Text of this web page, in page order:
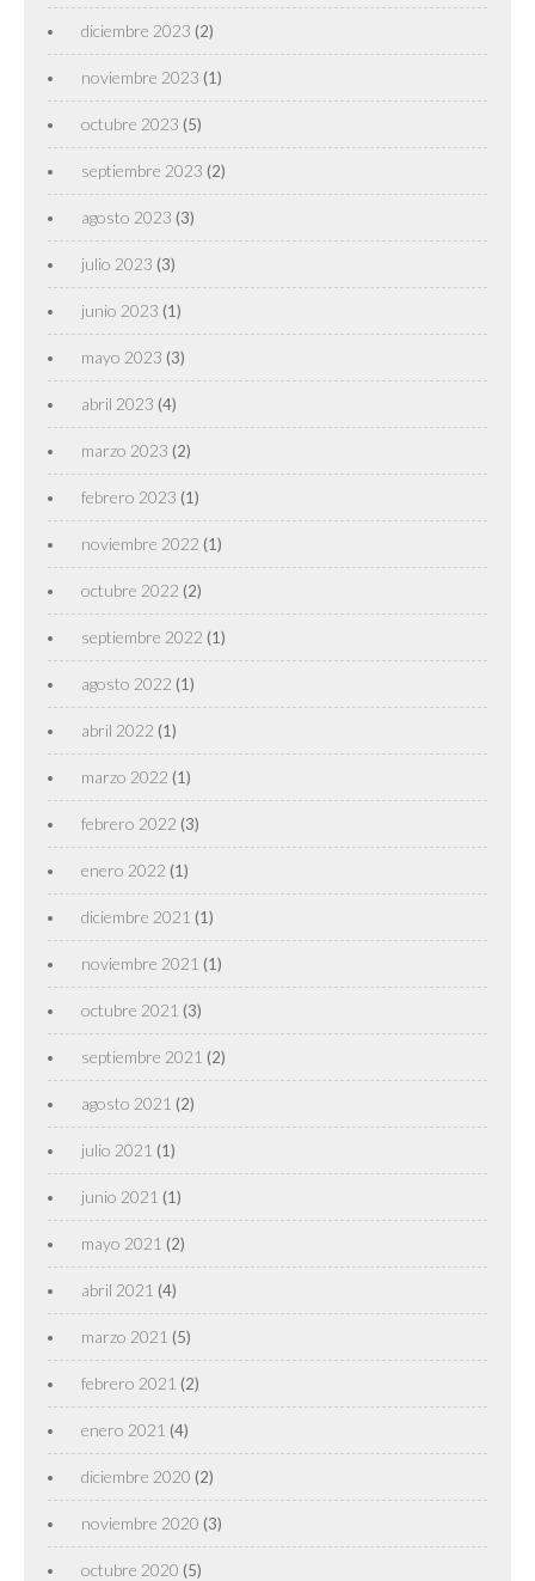
diciembre 2023 (2)
noviembre 2023 (1)
octubre 2023 (5)
septiembre 2023 (2)
agosto 2023 (3)
julio 2023 (3)
junio 2023 (1)
mayo 2023 (3)
abril 2023 (4)
marzo 2023 (2)
febrero 2023 (1)
noviembre 2022 (1)
octubre 2022 (2)
septiembre 2022 (1)
agosto 2022 (1)
abril 2022 (1)
marzo 2022 (1)
febrero 2022 (3)
enero 2022 (1)
diciembre 2021 (1)
noviembre 2021 (1)
octubre 2021 (3)
septiembre 2021 (2)
agosto 2021 (2)
julio 2021 (1)
junio 2021 (1)
mayo 2021 (2)
abril 2021 (4)
marzo 2021 (5)
febrero 2021 (2)
enero 2021 (4)
diciembre 2020 (2)
noviembre 2020 (3)
octubre 2020 (5)